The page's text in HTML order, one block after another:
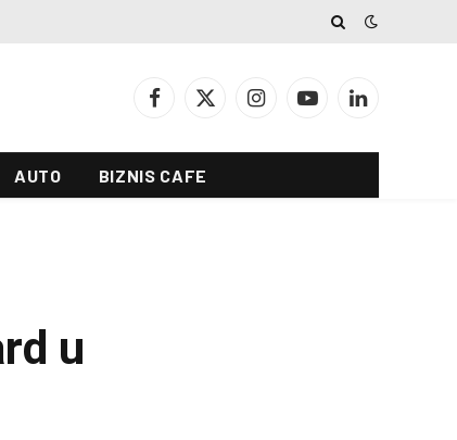
Facebook
X
InstagramYouTubeLinkedIn
AUTO BIZNIS CAFE
u